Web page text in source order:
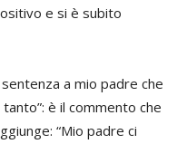
e si è subito
a mio padre che
è il commento che
“Mio padre ci